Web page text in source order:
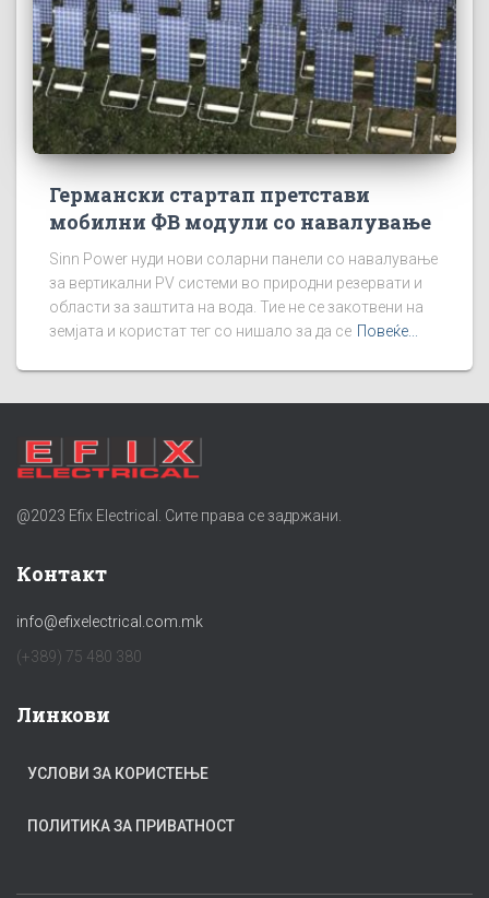
Германски стартап претстави
мобилни ФВ модули со навалување
Sinn Power нуди нови соларни панели со навалување
за вертикални PV системи во природни резервати и
области за заштита на вода. Тие не се закотвени на
земјата и користат тег со нишало за да се Повеќе...
@2023 Efix Electrical. Сите права се задржани.
Контакт
info@efixelectrical.com.mk
(+389) 75 480 380
Линкови
УСЛОВИ ЗА КОРИСТЕЊЕ
ПОЛИТИКА ЗА ПРИВАТНОСТ